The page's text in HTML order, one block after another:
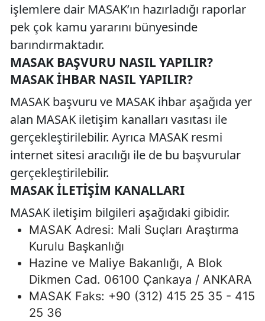
işlemlere dair MASAK’ın hazırladığı raporlar
pek çok kamu yararını bünyesinde
barındırmaktadır.
MASAK BAŞVURU NASIL YAPILIR?
MASAK İHBAR NASIL YAPILIR?
MASAK başvuru ve MASAK ihbar aşağıda yer
alan MASAK iletişim kanalları vasıtası ile
gerçekleştirilebilir. Ayrıca MASAK resmi
internet sitesi aracılığı ile de bu başvurular
gerçekleştirilebilir.
MASAK İLETIŞIM KANALLARI
MASAK iletişim bilgileri aşağıdaki gibidir.
MASAK Adresi: Mali Suçları Araştırma
Kurulu Başkanlığı
Hazine ve Maliye Bakanlığı, A Blok
Dikmen Cad. 06100 Çankaya / ANKARA
MASAK Faks: +90 (312) 415 25 35 - 415
25 36